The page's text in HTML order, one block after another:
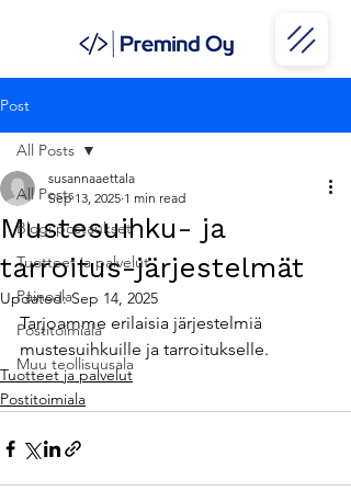
Post
All Posts
Blogi postaukset
Tuotteet ja palvelut
Painoala
Postitoimiala
Muu teollisuusala
All Posts
Mustesuihku- ja
tarroitus-järjestelmät
susannaaettala
Sep 13, 2025 1 min read
Updated:Sep 14, 2025
Tarjoamme erilaisia järjestelmiä
mustesuihkuille ja tarroitukselle.
Tuotteet ja palvelut
Postitoimiala